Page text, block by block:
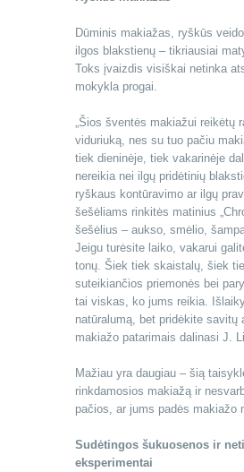
Dūminis makiažas, ryškūs
ilgos blakstienų – tikriausiai
Toks įvaizdis visiškai netinka
mokykla progai.
„Šios šventės makiažui reikėtų
viduriuką, nes su tuo pačiu
tiek dieninėje, tiek vakarinėje
nereikia nei ilgų pridėtinių
ryškaus kontūravimo ar ilgų
šešėliams rinkitės matinius
šešėlius – aukso, smėlio,
Jeigu turėsite laiko, vakarui
tonų. Šiek tiek skaistalų, šiek
suteikiančios priemonės bei
tai viskas, ko jums reikia.
natūralumą, bet pridėkite savitų
makiažo patarimais dalinasi J.
Mažiau yra daugiau – šią
rinkdamosios makiažą ir
pačios, ar jums padės makiažo
Sudėtingos šukuosenos ir
eksperimentai